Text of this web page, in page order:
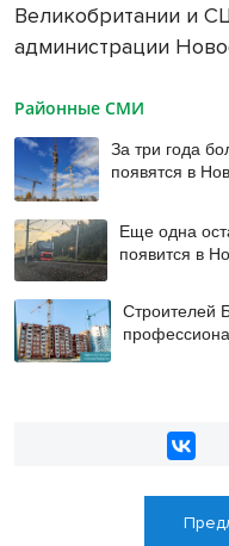
Великобритании и
администрации
Районные СМИ
За три года
появятся в
Еще одна
появится в
Строителей